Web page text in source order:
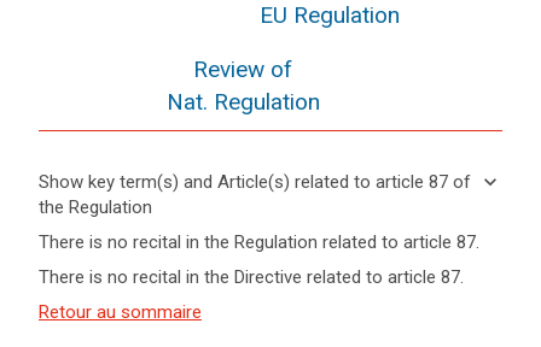
EU Regulation
Review of
Nat. Regulation
Show key term(s) and Article(s) related to article 87 of
the Regulation
keyboard_arrow_down
Hide key
and
Article(s)
keyboard_arrow_up
words
There is no recital in the Regulation related to article 87.
There is no recital in the Directive related to article 87.
Retour au sommaire